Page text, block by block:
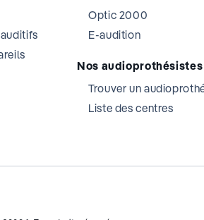
Optic 2000
E-audition
Nos audioprothésistes
Trouver un
Liste des centres